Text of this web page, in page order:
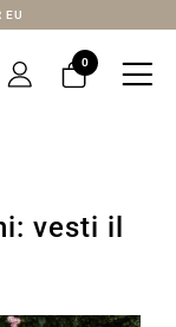
EU
0 
vesti il